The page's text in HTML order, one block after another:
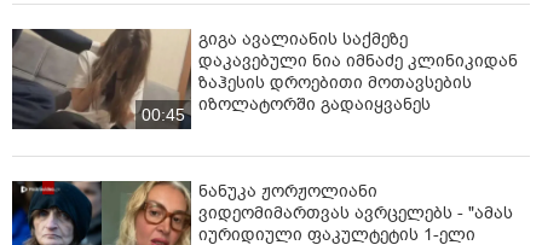
00:45
გიგა ავალიანის საქმეზე
დაკავებული ნია იმნაძე კლინიკიდან
ზაჰესის დროებითი მოთავსების
იზოლატორში გადაიყვანეს
ნანუკა ჟორჟოლიანი
ვიდეომიმართვას ავრცელებს - "ამას
იურიდიული ფაკულტეტის 1-ელი